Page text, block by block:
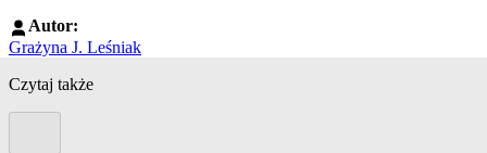
Autor:
Grażyna J. Leśniak
Czytaj także